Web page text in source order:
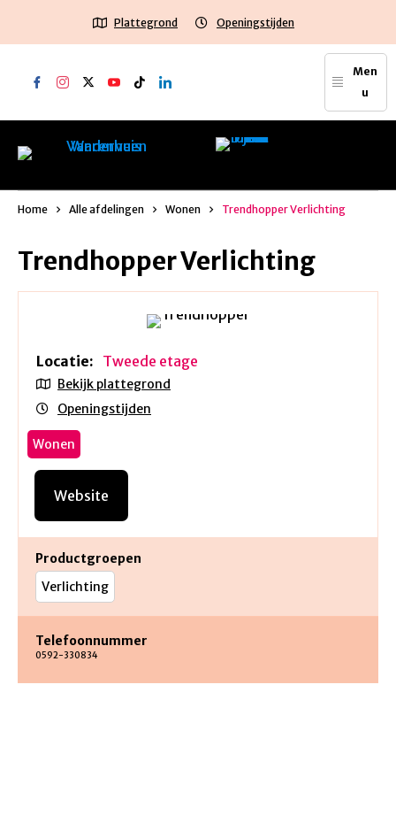
Plattegrond Openingstijden
Men
u
Home Alle afdelingen Wonen Trendhopper Verlichting
Trendhopper Verlichting
Locatie: Tweede etage
Bekijk plattegrond
Openingstijden
Wonen
Website
Productgroepen
Verlichting
Telefoonnummer
0592-330834